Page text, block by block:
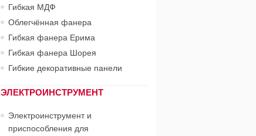
Гибкая МДФ
Облегчённая фанера
Гибкая фанера Ерима
Гибкая фанера Шорея
Гибкие декоративные панели
ЭЛЕКТРОИНСТРУМЕНТ
Электроинструмент и
приспособления для